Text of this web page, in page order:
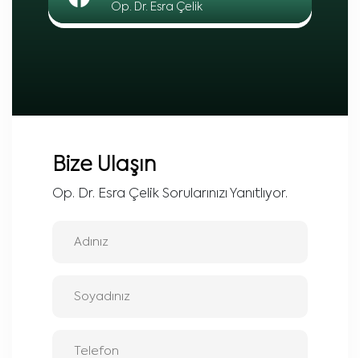
Op. Dr. Esra Çelik
Bize Ulaşın
Op. Dr. Esra Çelik Sorularınızı Yanıtlıyor.